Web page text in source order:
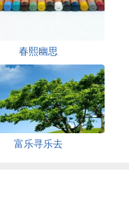
春熙幽思
富乐寻乐去